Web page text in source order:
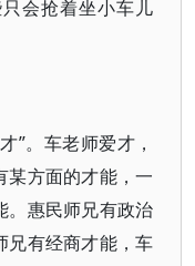
会抢着坐小车儿
”。车老师爱才，
某方面的才能，一
。惠民师兄有政治
兄有经商才能，车